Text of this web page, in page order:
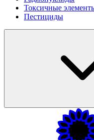
Токсичные
Пестициды